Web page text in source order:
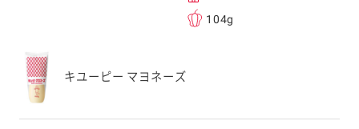
104g
キユーピー マヨネーズ